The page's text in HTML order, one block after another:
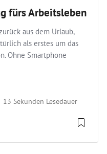
fürs Arbeitsleben
aus dem Urlaub,
als erstes um das
Ohne Smartphone
13 Sekunden Lesedauer